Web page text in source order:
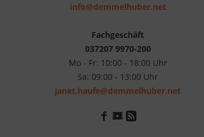
info@demmelhuber.net
Fachgeschäft
037207 9970-200
Mo - Fr: 10:00 - 18:00 Uhr
Sa: 09:00 - 13:00 Uhr
janet.haufe@demmelhuber.net